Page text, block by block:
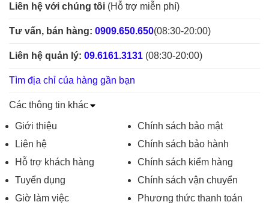
Liên hệ với chúng tôi (Hỗ trợ miễn phí)
Tư vấn, bán hàng: 0909.650.650(08:30-20:00)
Liên hệ quản lý: 09.6161.3131 (08:30-20:00)
Tìm địa chỉ của hàng gần bạn
Các thông tin khác
Giới thiệu
Liên hệ
Hỗ trợ khách hàng
Tuyển dụng
Giờ làm việc
Chính sách bảo mật
Chính sách bảo hành
Chính sách kiểm hàng
Chính sách vận chuyển
Phương thức thanh toán